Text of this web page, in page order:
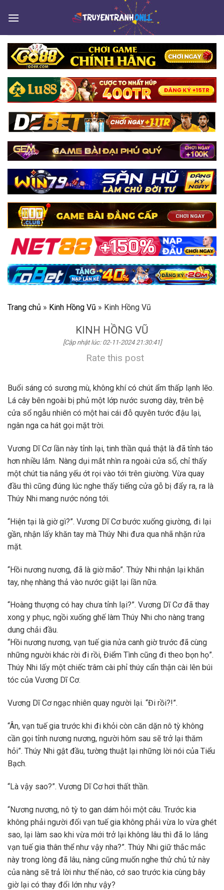
Trang chủ » Kinh Hồng Vũ » Kinh Hồng Vũ
KINH HỒNG VŨ
[Cập nhật lúc: 02-11-2024 21:30:41]
Rate this post
Buổi sáng có sương mù, không khí có chút ẩm thấp lạnh lẽo.
Lá cây bên ngoài bị phủ một lớp nước sương dày, trên bệ
cửa sổ ngẫu nhiên có một hai cái đỗ quyên tước đậu lại,
ngân nga ca hát gọi mặt trời.
Vương Dĩ Cơ lần này tỉnh lại, tinh thần quả thật là đã tỉnh táo
hơn nhiều lắm. Nàng dụi mắt nhìn ra ngoài cửa sổ, chỉ thấy
một chút tia nắng yếu ớt rọi vào tới trên giường. Vừa quay
đầu thì cũng đúng lúc nghe thấy tiếng cửa gỗ bị đẩy ra, ra là
Thúy Nhi mang nước nóng tới.
“Hiện tại là giờ gì?”. Vương Dĩ Cơ bước xuống giường, đi lại
gần, nhận lấy khăn tay mà Thúy Nhi đưa qua nhã nhặn rửa
mặt.
“Hồi nương nương, đã là giờ mão”. Thúy Nhi nhận lại khăn
tay, nhẹ nhàng thả vào nước giặt lại lần nữa.
“Hoàng thượng có hay chưa tỉnh lại?”. Vương Dĩ Cơ đã thay
xong y phục, ngồi xuống ghế làm Thúy Nhi cho nàng trang
dung chải đầu.
“Hồi nương nương, vạn tuế gia nửa canh giờ trước đã cùng
những người khác rời đi rồi, Điểm Tình cũng đi theo bọn họ”.
Thúy Nhi lấy một chiếc trâm cài phỉ thúy cẩn thận cài lên búi
tóc của Vương Dĩ Cơ.
Vương Dĩ Cơ ngạc nhiên quay người lại. “Đi rồi?!”.
“Ân, vạn tuế gia trước khi đi khỏi còn căn dặn nô tỳ không
cần gọi tỉnh nương nương, người hôm sau sẽ trở lại thăm
hỏi”. Thúy Nhi gật đầu, tường thuật lại những lời nói của Tiểu
Bạch.
“Là vậy sao?”. Vương Dĩ Cơ hơi thất thần.
“Nương nương, nô tỳ to gan dám hỏi một câu. Trước kia
không phải người đối vạn tuế gia không phải vừa lo vừa ghét
sao, lại làm sao khi vừa mới trở lại không lâu thì đã lo lắng
vạn tuế gia thân thể như vậy nha?”. Thúy Nhi giữ thắc mắc
này trong lòng đã lâu, nàng cũng muốn nghe thử chủ tử này
của nàng sẽ trả lời như thế nào, cớ sao trước kia cùng bây
giờ lại có thay đổi lớn như vậy?